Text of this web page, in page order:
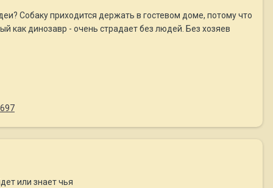
Собаку приходится держать в гостевом доме, потому что
как динозавр - очень страдает без людей. Без хозяев
или знает чья